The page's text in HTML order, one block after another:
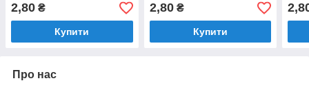
2,80 ₴
Купити
2,80₴
Купити
Про нас